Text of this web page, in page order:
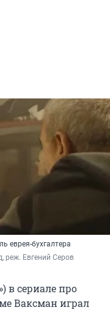
еврея-бухгалтера
реж. Евгений Серов
в сериале про
Ваксман играл